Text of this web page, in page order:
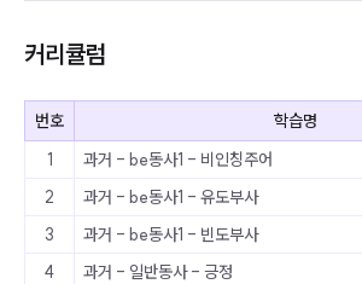
커리큘럼
번호
학습명
1
과거 - be동사1 - 비인칭주어
2
과거 - be동사1 - 유도부사
3
과거 - be동사1 - 빈도부사
4
과거 - 일반동사 - 긍정